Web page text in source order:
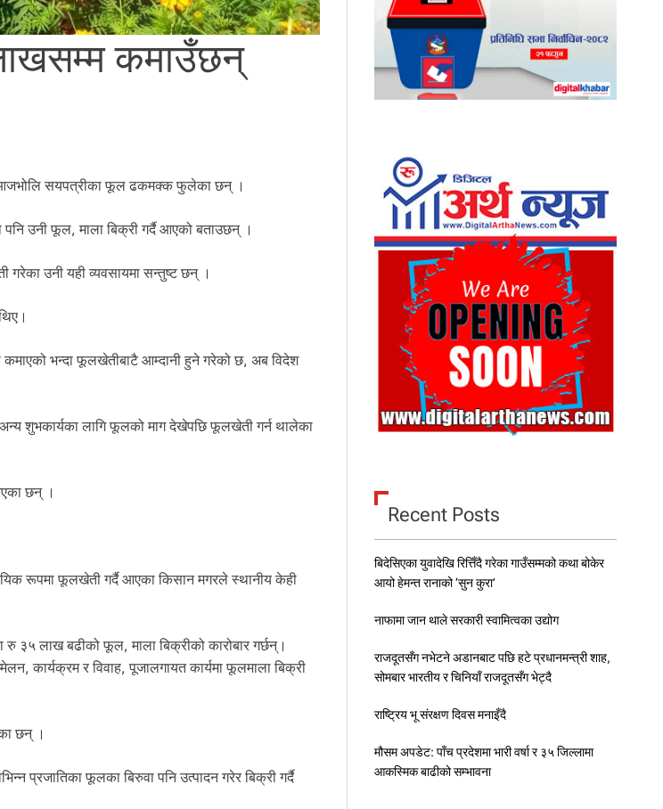
कमाउँछन्
आजभोलि सयपत्रीका फूल ढकमक्क फुलेका छन् ।
उनी फूल, माला बिक्री गर्दै आएको बताउछन् ।
गरेका उनी यही व्यवसायमा सन्तुष्ट छन् ।
कमाएको भन्दा फूलखेतीबाटै आम्दानी हुने गरेको छ, अब विदेश
अन्य शुभकार्यका लागि फूलको माग देखेपछि फूलखेती गर्न थालेका
छन् ।
रूपमा फूलखेती गर्दै आएका किसान मगरले स्थानीय केही
३५ लाख बढीको फूल, माला बिक्रीको कारोबार गर्छन्।
कार्यक्रम र विवाह, पूजालगायत कार्यमा फूलमाला बिक्री
छन् ।
प्रजातिका फूलका बिरुवा पनि उत्पादन गरेर बिक्री गर्दै
Recent Posts
बिदेसिएका युवादेखि रित्तिँदै गरेका गाउँसम्मको कथा बोकेर
आयो हेमन्त रानाको ‘सुन कुरा’
नाफामा जान थाले सरकारी स्वामित्वका उद्योग
राजदूतसँग नभेटने अडानबाट पछि हटे प्रधानमन्त्री शाह,
सोमबार भारतीय र चिनियाँ राजदूतसँग भेट्दै
राष्ट्रिय भू संरक्षण दिवस मनाइँदै
मौसम अपडेट: पाँच प्रदेशमा भारी वर्षा र ३५ जिल्लामा
आकस्मिक बाढीको सम्भावना